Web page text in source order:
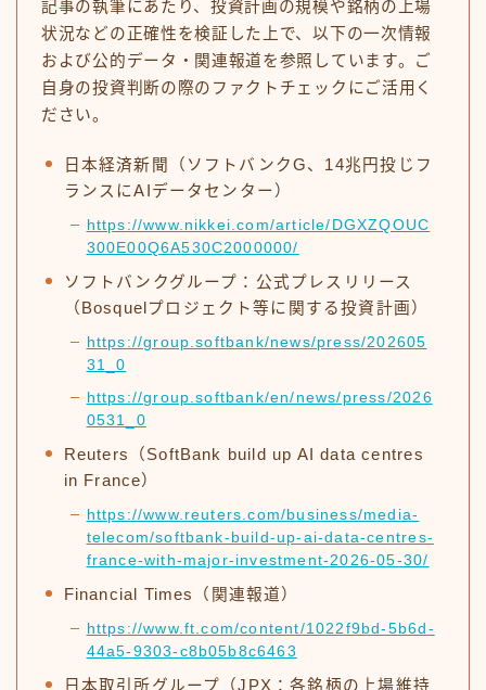
記事の執筆にあたり、投資計画の規模や銘柄の上場
状況などの正確性を検証した上で、以下の一次情報
および公的データ・関連報道を参照しています。ご
自身の投資判断の際のファクトチェックにご活用く
ださい。
日本経済新聞（ソフトバンクG、14兆円投じフ
ランスにAIデータセンター）
https://www.nikkei.com/article/DGXZQOUC
300E00Q6A530C2000000/
ソフトバンクグループ：公式プレスリリース
（Bosquelプロジェクト等に関する投資計画）
https://group.softbank/news/press/202605
31_0
https://group.softbank/en/news/press/2026
0531_0
Reuters（SoftBank build up AI data centres
in France）
https://www.reuters.com/business/media-
telecom/softbank-build-up-ai-data-centres-
france-with-major-investment-2026-05-30/
Financial Times（関連報道）
https://www.ft.com/content/1022f9bd-5b6d-
44a5-9303-c8b05b8c6463
日本取引所グループ（JPX：各銘柄の上場維持